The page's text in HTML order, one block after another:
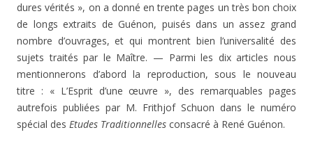
dures vérités », on a donné en trente pages un très bon choix
de longs extraits de Guénon, puisés dans un assez grand
nombre d’ouvrages, et qui montrent bien l’universalité des
sujets traités par le Maître. — Parmi les dix articles nous
mentionnerons d’abord la reproduction, sous le nouveau
titre : « L’Esprit d’une œuvre », des remarquables pages
autrefois publiées par M. Frithjof Schuon dans le numéro
spécial des Etudes Traditionnelles consacré à René Guénon.